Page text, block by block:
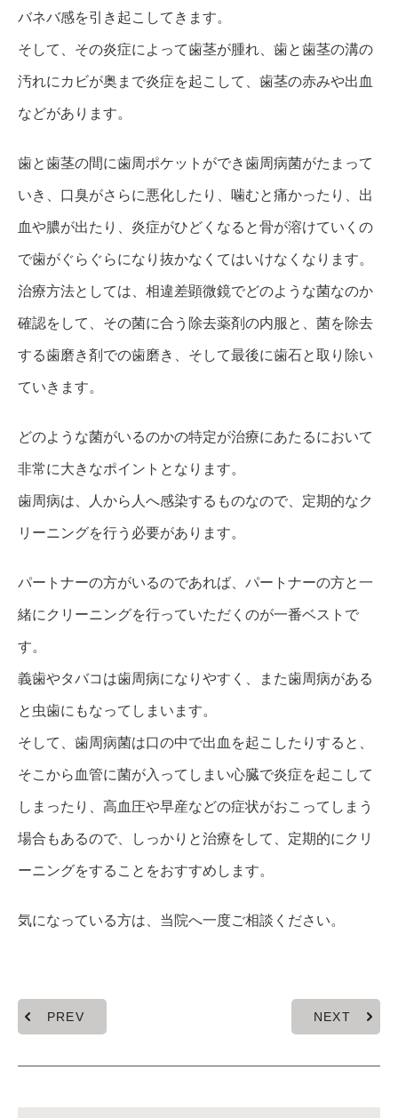
バネバ感を引き起こしてきます。
そして、その炎症によって歯茎が腫れ、歯と歯茎の溝の
汚れにカビが奥まで炎症を起こして、歯茎の赤みや出血
などがあります。
歯と歯茎の間に歯周ポケットができ歯周病菌がたまって
いき、口臭がさらに悪化したり、噛むと痛かったり、出
血や膿が出たり、炎症がひどくなると骨が溶けていくの
で歯がぐらぐらになり抜かなくてはいけなくなります。
治療方法としては、相違差顕微鏡でどのような菌なのか
確認をして、その菌に合う除去薬剤の内服と、菌を除去
する歯磨き剤での歯磨き、そして最後に歯石と取り除い
ていきます。
どのような菌がいるのかの特定が治療にあたるにおいて
非常に大きなポイントとなります。
歯周病は、人から人へ感染するものなので、定期的なク
リーニングを行う必要があります。
パートナーの方がいるのであれば、パートナーの方と一
緒にクリーニングを行っていただくのが一番ベストで
す。
義歯やタバコは歯周病になりやすく、また歯周病がある
と虫歯にもなってしまいます。
そして、歯周病菌は口の中で出血を起こしたりすると、
そこから血管に菌が入ってしまい心臓で炎症を起こして
しまったり、高血圧や早産などの症状がおこってしまう
場合もあるので、しっかりと治療をして、定期的にクリ
ーニングをすることをおすすめします。
気になっている方は、当院へ一度ご相談ください。
PREV NEXT